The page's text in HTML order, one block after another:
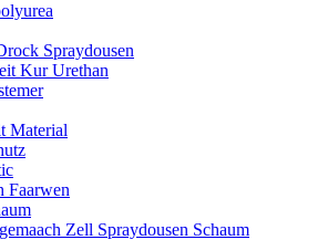
Spraydousen
Kur Urethan
Material
Faarwen
Zell Spraydousen Schaum